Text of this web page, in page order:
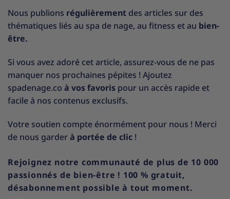
Nous publions régulièrement des articles sur des
thématiques liés au spa de nage, au fitness et au bien-
être.
Si vous avez adoré cet article, assurez-vous de ne pas
manquer nos prochaines pépites ! Ajoutez
spadenage.co à vos favoris pour un accès rapide et
facile à nos contenus exclusifs.
Votre soutien compte énormément pour nous ! Merci
de nous garderà portée de clic !
Rejoignez notre communauté de plus de 10 000
passionnés de bien-être ! 100 % gratuit,
désabonnement possible à tout moment.